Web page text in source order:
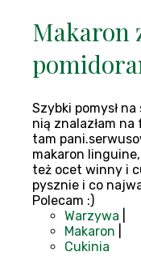
Makaron
Szybki pomysł
nią znalazłam
tam
makaron
też ocet winny i
pysznie i co
Polecam :)
Warzywa
Makaron
Cukinia